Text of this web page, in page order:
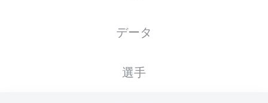
データ
選手
スターティングメンバーは試合開始の 60分前